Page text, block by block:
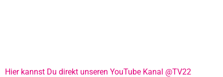
Hier kannst Du direkt unseren YouTube Kanal @TV22